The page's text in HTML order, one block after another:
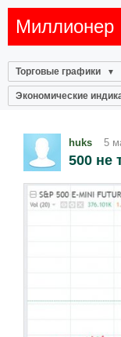
Миллионер
Торговые графики
Экономические
huks 5
500 не